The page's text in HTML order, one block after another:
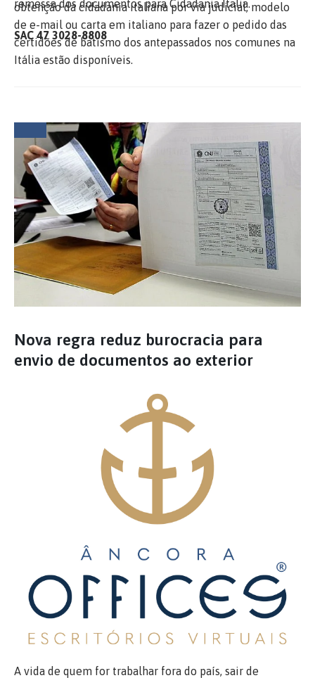
obtenção da cidadania italiana por via judicial, modelo
de e-mail ou carta em italiano para fazer o pedido das
certidões de batismo dos antepassados nos comunes na
Itália estão disponíveis.
remessa dos documentos para Cidadania Italia.
SAC 47 3028-8808
Nova regra reduz burocracia para
envio de documentos ao exterior
A vida de quem for trabalhar fora do país, sair de